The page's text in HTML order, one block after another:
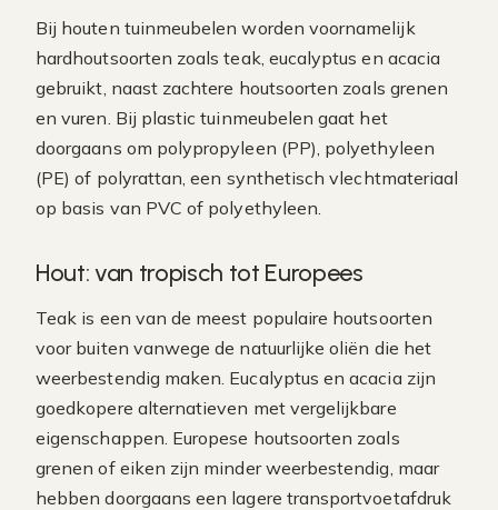
Bij houten tuinmeubelen worden voornamelijk
hardhoutsoorten zoals teak, eucalyptus en acacia
gebruikt, naast zachtere houtsoorten zoals grenen
en vuren. Bij plastic tuinmeubelen gaat het
doorgaans om polypropyleen (PP), polyethyleen
(PE) of polyrattan, een synthetisch vlechtmateriaal
op basis van PVC of polyethyleen.
Hout: van tropisch tot Europees
Teak is een van de meest populaire houtsoorten
voor buiten vanwege de natuurlijke oliën die het
weerbestendig maken. Eucalyptus en acacia zijn
goedkopere alternatieven met vergelijkbare
eigenschappen. Europese houtsoorten zoals
grenen of eiken zijn minder weerbestendig, maar
hebben doorgaans een lagere transportvoetafdruk